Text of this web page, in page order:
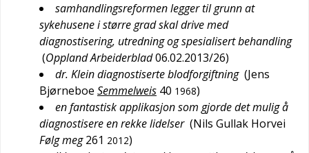
samhandlingsreformen legger til grunn at
sykehusene i større grad skal drive med
diagnostisering, utredning og spesialisert behandling
(Oppland Arbeiderblad06.02.2013/26)
dr. Klein diagnostiserte blodforgiftning (Jens
Bjørneboe Semmelweis 40 1968)
en fantastisk applikasjon som gjorde det mulig å
diagnostisere en rekke lidelser (Nils Gullak Horvei
Følg meg 261 2012)